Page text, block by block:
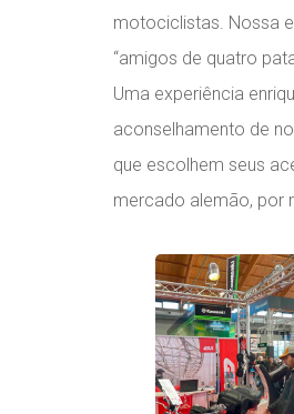
motociclistas. Nossa
“amigos de quatro
Uma experiência
aconselhamento de
que escolhem seus
mercado alemão, por